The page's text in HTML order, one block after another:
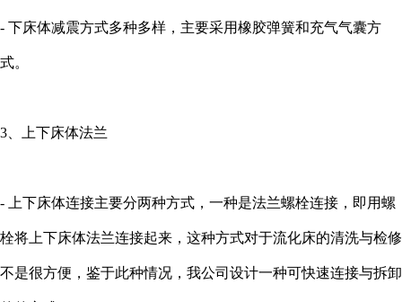
- 下床体减震方式多种多样，主要采用橡胶弹簧和充气气囊方
式。
3、上下床体法兰
- 上下床体连接主要分两种方式，一种是法兰螺栓连接，即用螺
栓将上下床体法兰连接起来，这种方式对于流化床的清洗与检修
不是很方便，鉴于此种情况，我公司设计一种可快速连接与拆卸